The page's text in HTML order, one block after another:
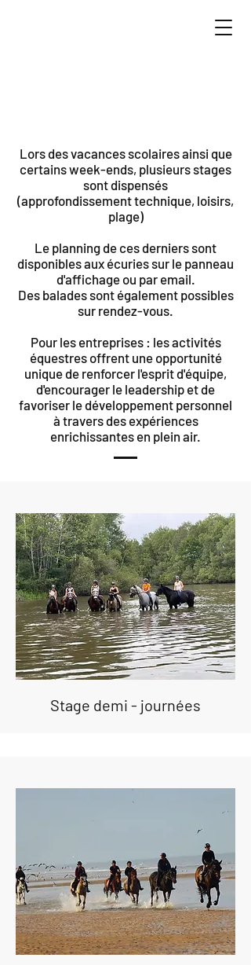
Lors des vacances scolaires ainsi que
certains week-ends, plusieurs stages
sont dispensés
(approfondissement technique, loisirs,
plage)
Le planning de ces derniers sont
disponibles aux écuries sur le panneau
d'affichage ou par email.
Des balades sont également possibles
sur rendez-vous.
Pour les entreprises : les activités
équestres offrent une opportunité
unique de renforcer l'esprit d'équipe,
d'encourager le leadership et de
favoriser le développement personnel
à travers des expériences
enrichissantes en plein air.
Stage demi - journées